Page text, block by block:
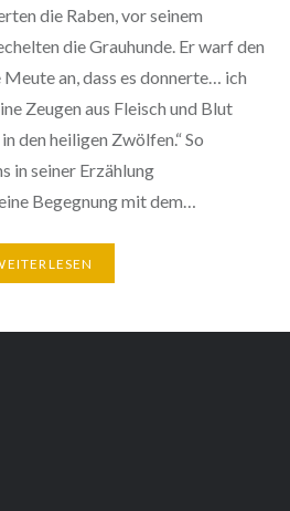
die Raben, vor seinem
die Grauhunde. Er warf den
an, dass es donnerte… ich
Zeugen aus Fleisch und Blut
den heiligen Zwölfen.“ So
in seiner Erzählung
Begegnung mit dem…